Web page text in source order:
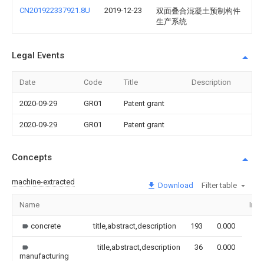
CN201922337921.8U 2019-12-23
双面叠合混凝土预制构件
生产系统
Legal Events
Date Code Title Description
2020-09-29 GR01 Patent grant
2020-09-29 GR01 Patent grant
Concepts
machine-extracted Download Filter table
Name
concrete title,abstract,description 193 0.000
manufacturing
title,abstract,description 36 0.000